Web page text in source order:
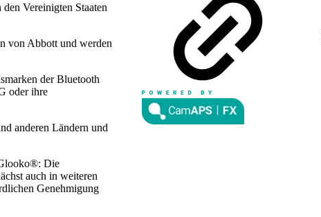
Vereinigten Staaten
von Abbott und werden
der Bluetooth
oder ihre
anderen Ländern und
Die
auch in weiteren
Genehmigung